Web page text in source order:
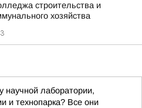
строительства и
хозяйства
научной лаборатории,
и технопарка? Все они